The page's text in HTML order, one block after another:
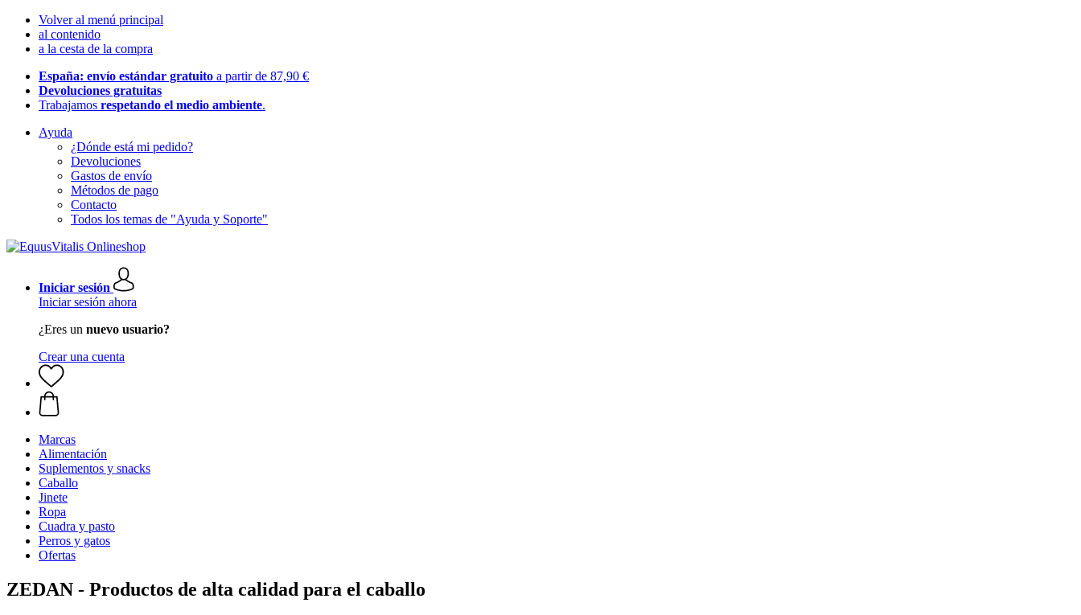
Volver al menú principal
al contenido
a la cesta de la compra
España: envío estándar gratuito a partir de 87,90 €
Devoluciones gratuitas
Trabajamos respetando el medio ambiente.
Ayuda
¿Dónde está mi pedido?
Devoluciones
Gastos de envío
Métodos de pago
Contacto
Todos los temas de "Ayuda y Soporte"
Iniciar sesión
Iniciar sesión ahora
¿Eres un nuevo usuario?
Crear una cuenta
Marcas
Alimentación
Suplementos y snacks
Caballo
Jinete
Ropa
Cuadra y pasto
Perros y gatos
Ofertas
ZEDAN - Productos de alta calidad para el caballo